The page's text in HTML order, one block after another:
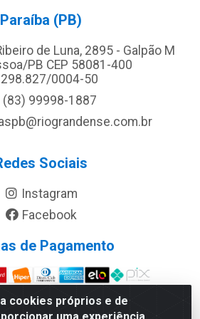
cookies próprios e de
Paraíba (PB)
de Luna, 2895 - Galpão M
PB CEP 58081-400
0004-50
(83) 99998-1887
Sociais
Instagram
Facebook
de Pagamento
Site Seguro